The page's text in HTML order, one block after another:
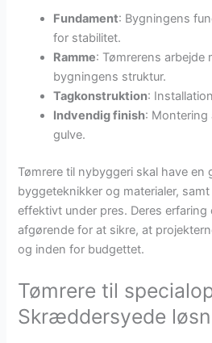
Fundament: Bygningens
for stabilitet.
Ramme: Tømrerens arbejde
bygningens struktur.
Tagkonstruktion:
Indvendig finish: Montering
gulve.
Tømrere til nybyggeri skal have en
byggeteknikker og materialer,
effektivt under pres. Deres erfaring
afgørende for at sikre, at
og inden for budgettet.
Tømrere til
Skræddersyede